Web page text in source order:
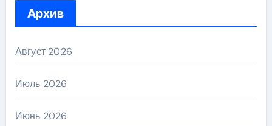
Архив
Август 2026
Июль 2026
Июнь 2026